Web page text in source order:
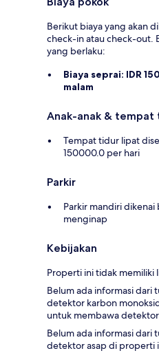
Berikut biaya yang akan
check-in atau check-out.
yang berlaku:
Biaya seprai: IDR
malam
Anak-anak & tempat
Tempat tidur lipat
150000.0 per hari
Parkir
Parkir mandiri
menginap
Kebijakan
Properti ini tidak memiliki
Belum ada informasi dari
detektor karbon
untuk membawa
Belum ada informasi dari
detektor asap di properti